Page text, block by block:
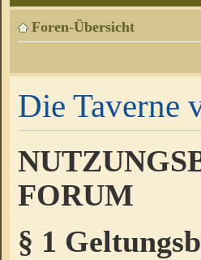
Foren-Übersicht
Die Taverne
FORUM
§ 1